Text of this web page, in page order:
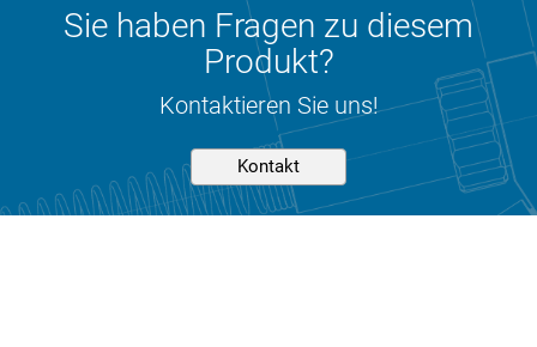
Sie haben Fragen zu diesem
Produkt?
Kontaktieren Sie uns!
Kontakt